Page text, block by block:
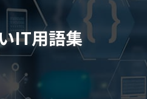
IT用語集